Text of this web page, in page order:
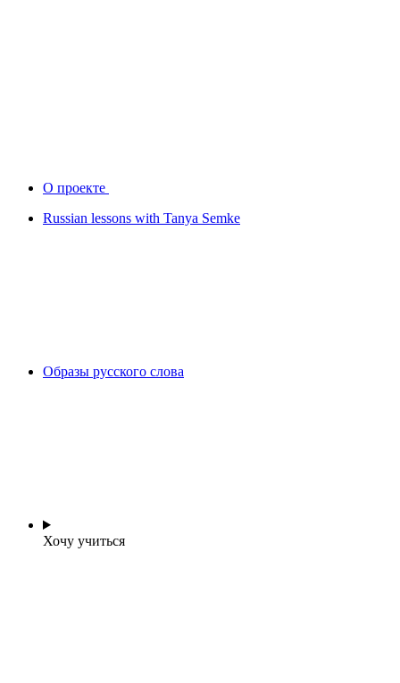
О проекте
Russian lessons with Tanya Semke
Образы русского слова
Хочу учиться